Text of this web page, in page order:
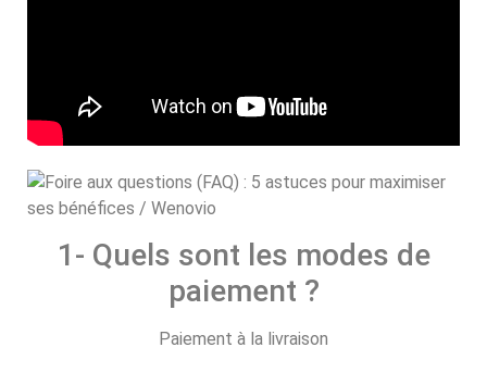
1- Quels sont les modes de
paiement ?
Paiement à la livraison